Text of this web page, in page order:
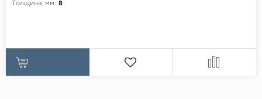
Толщина, мм: 8